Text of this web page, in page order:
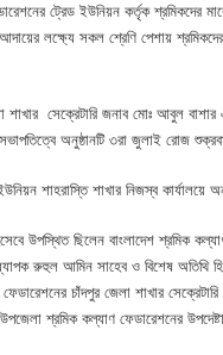
ট্রেড ইউনিয়ন কর্তৃক শ্রমিকদের
লক্ষ্যে সকল শ্রেণি পেশায় শ্রমিকদের
শাখার সেক্রেটারি জনাব মোঃ আবুল বাশার
অনুষ্ঠানটি ৩রা জুলাই রোজ
শাহরাস্তি শাখার নিজস্ব কার্যালয়ে
উপস্থিত ছিলেন বাংলাদেশ শ্রমিক
রুহুল আমিন সাহেব ও বিশেষ অতিথি
চাঁদপুর জেলা শাখার
শ্রমিক কল্যাণ ফেডারেশনের